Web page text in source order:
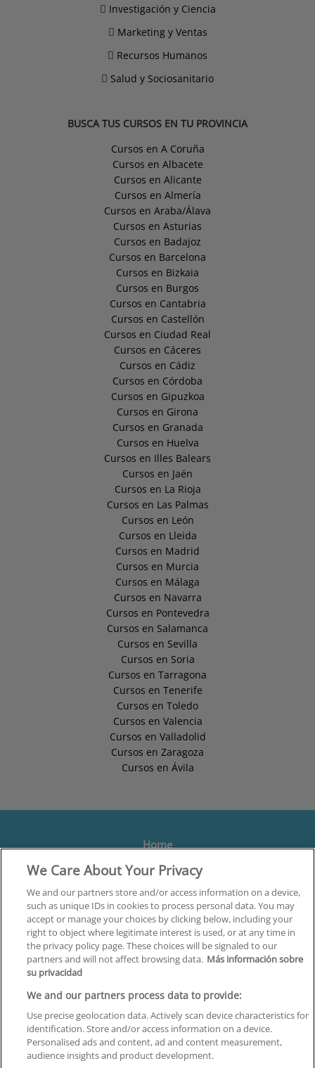
Investigación y Ciencia
Marketing y Ventas
Recursos Humanos
Salud y Sociosanitario
BUSCA TUS CURSOS EN TU PROVINCIA
Cursos en A Coruña
Cursos en Albacete
Cursos en Alicante
Cursos en Almería
Cursos en Araba/Álava
Cursos en Asturias
Cursos en Badajoz
Cursos en Barcelona
Cursos en Bizkaia
Cursos en Burgos
Cursos en Cantabria
Cursos en Castellón
Cursos en Ciudad Real
Cursos en Cáceres
Cursos en Cádiz
Cursos en Córdoba
Cursos en Gipuzkoa
Cursos en Girona
Cursos en Granada
Cursos en Huelva
Cursos en Illes Balears
Cursos en Jaén
Cursos en La Rioja
Cursos en Las Palmas
Cursos en León
Cursos en Lleida
Cursos en Madrid
Cursos en Murcia
Cursos en Málaga
Cursos en Navarra
Cursos en Pontevedra
Cursos en Salamanca
Cursos en Sevilla
Cursos en Soria
Cursos en Tarragona
Cursos en Tenerife
Cursos en Toledo
Cursos en Valencia
Cursos en Valladolid
Cursos en Zaragoza
Cursos en Ávila
Home
Formación
Centros
Orientación
Quiénes somos
Contacta
Aviso Legal
Política de Privacidad
Política de Cookies
Canal Ético
We Care About Your Privacy
We and our partners store and/or access information on a device,
such as unique IDs in cookies to process personal data. You may
accept or manage your choices by clicking below, including your
right to object where legitimate interest is used, or at any time in
the privacy policy page. These choices will be signaled to our
partners and will not affect browsing data. Más información sobre
su privacidad
We and our partners process data to provide:
Use precise geolocation data. Actively scan device characteristics for
identification. Store and/or access information on a device.
Personalised ads and content, ad and content measurement,
audience insights and product development.